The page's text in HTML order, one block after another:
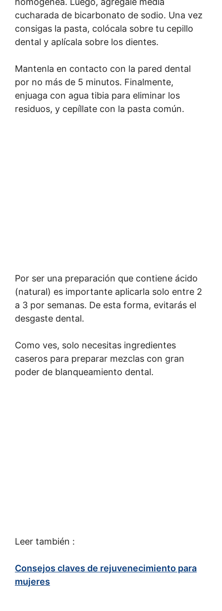
cucharada de bicarbonato de sodio. Una vez
consigas la pasta, colócala sobre tu cepillo
dental y aplícala sobre los dientes.
Mantenla en contacto con la pared dental
por no más de 5 minutos. Finalmente,
enjuaga con agua tibia para eliminar los
residuos, y cepíllate con la pasta común.
Por ser una preparación que contiene ácido
(natural) es importante aplicarla solo entre 2
a 3 por semanas. De esta forma, evitarás el
desgaste dental.
Como ves, solo necesitas ingredientes
caseros para preparar mezclas con gran
poder de blanqueamiento dental.
Leer también :
Consejos claves de rejuvenecimiento para
mujeres